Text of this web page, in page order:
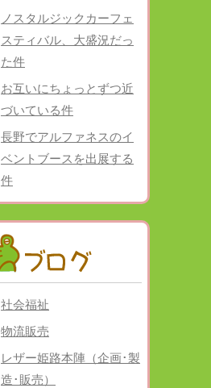
ノスタルジックカーフェ
スティバル、大盛況だっ
た件
お互いにちょっとずつ近
づいている件
長野でアルファネスのイ
ベントブースを出展する
件
社会福祉
物流販売
レザー姫路本陣（企画･製
造･販売）